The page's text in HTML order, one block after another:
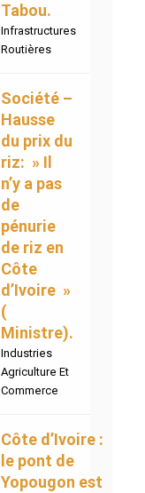
Tabou.
Infrastructures
Routières
Société –
Hausse
du prix du
riz: » Il
n’y a pas
de
pénurie
de riz en
Côte
d’Ivoire »
(
Ministre).
Industries
Agriculture Et
Commerce
Côte d’Ivoire :
le pont de
Yopougon est